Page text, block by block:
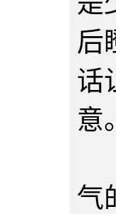
后
话
意。
气